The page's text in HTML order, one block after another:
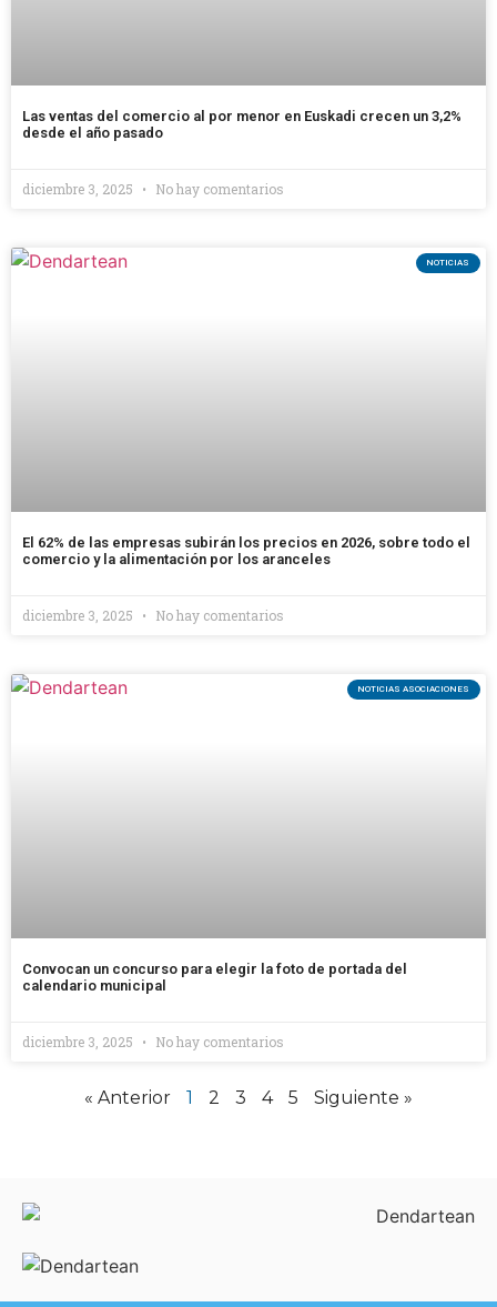
Las ventas del comercio al por menor en Euskadi crecen un 3,2%
desde el año pasado
diciembre 3, 2025 No hay comentarios
NOTICIAS
El 62% de las empresas subirán los precios en 2026, sobre todo el
comercio y la alimentación por los aranceles
diciembre 3, 2025 No hay comentarios
NOTICIAS ASOCIACIONES
Convocan un concurso para elegir la foto de portada del
calendario municipal
diciembre 3, 2025 No hay comentarios
« Anterior 1 2 3 4 5 Siguiente »